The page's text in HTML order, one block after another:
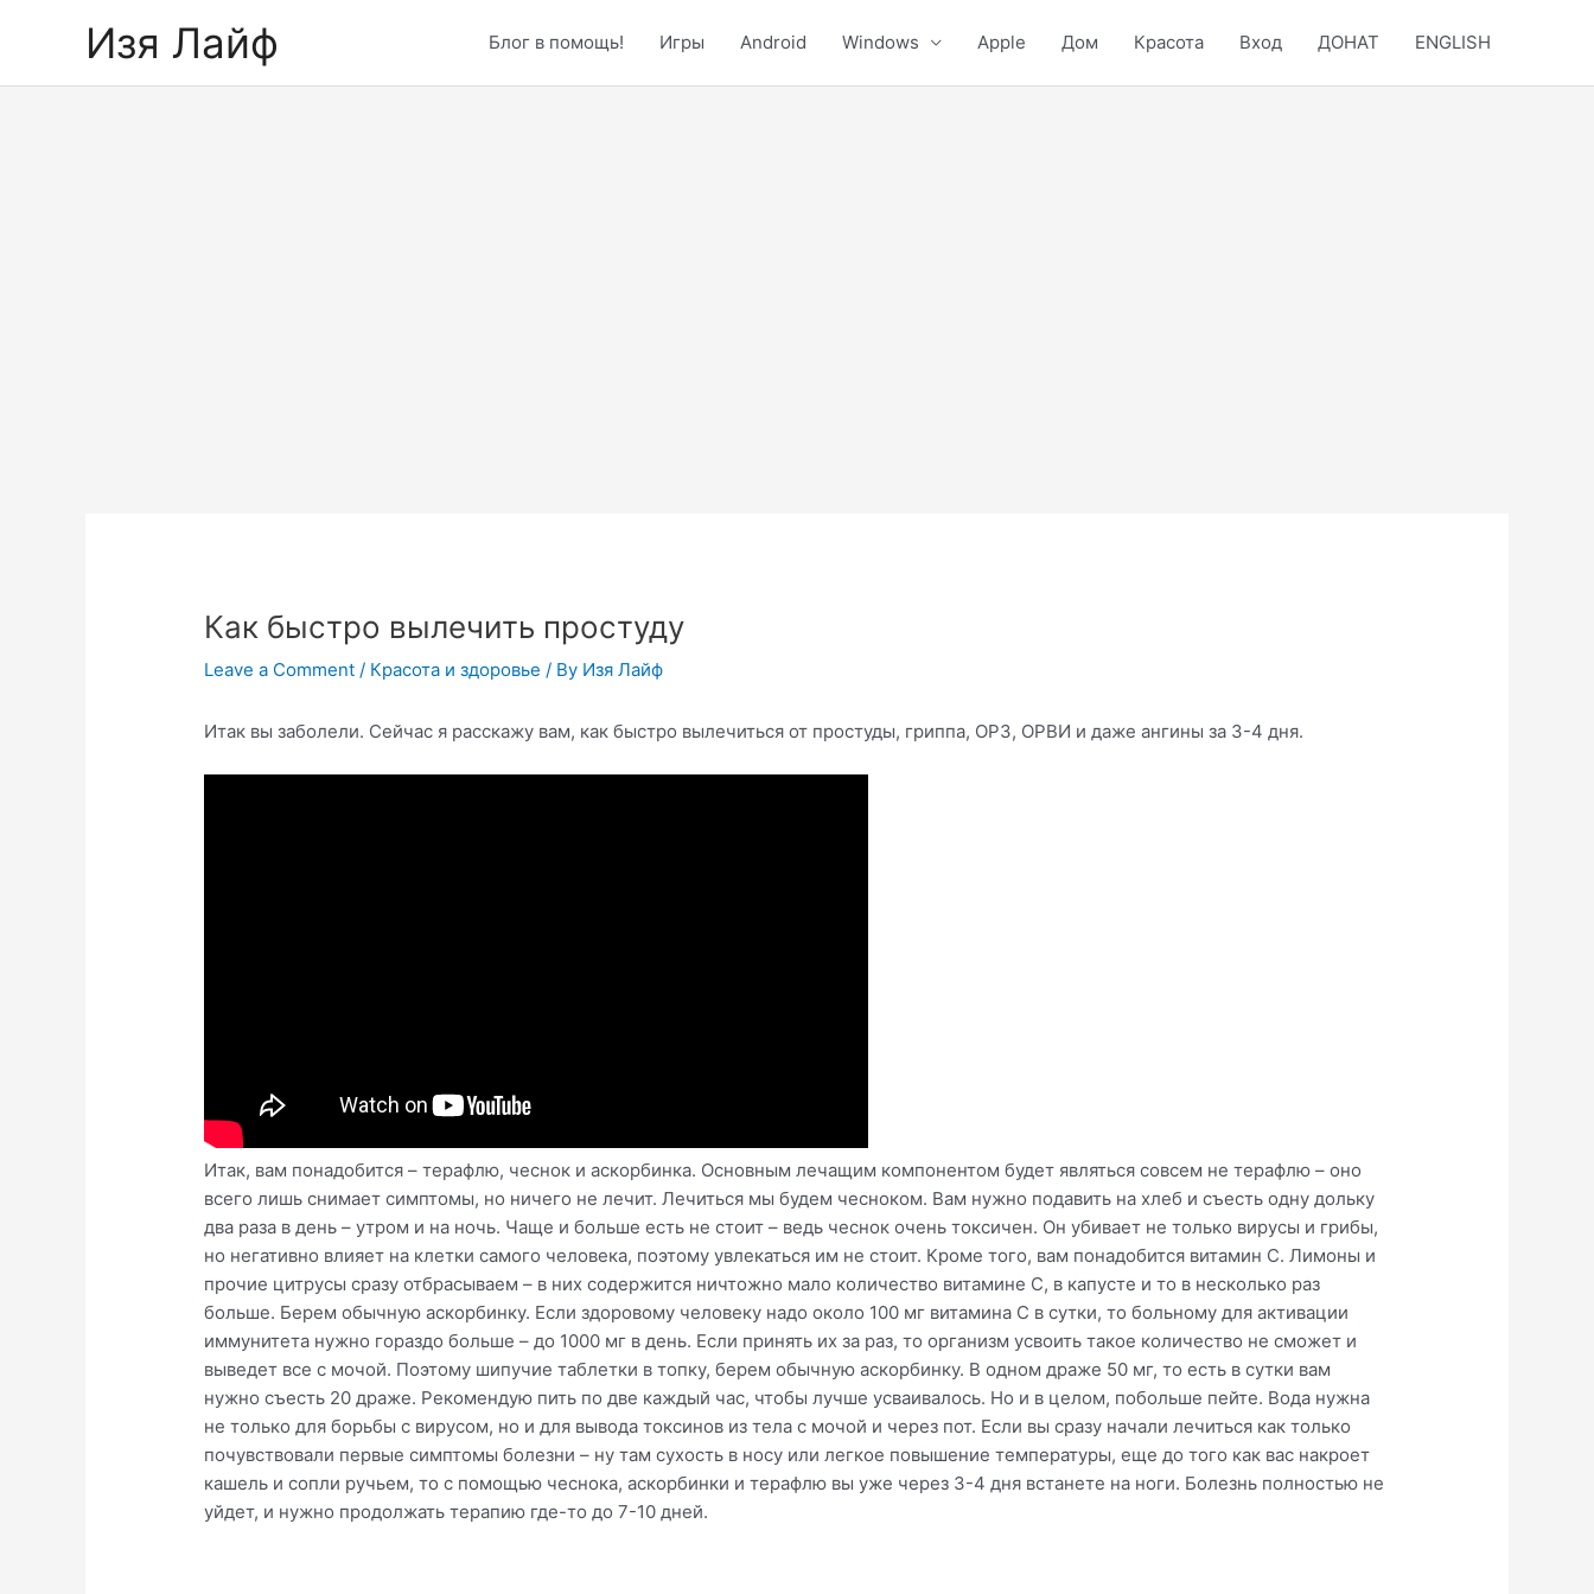
Изя Лайф Блог в помощь! Игры Android Windows Apple Дом Красота Вход ДОНАТ ENGLISH
Как быстро вылечить простуду
Leave a Comment / Красота и здоровье / By Изя Лайф
Итак вы заболели. Сейчас я расскажу вам, как быстро вылечиться от простуды, гриппа, ОРЗ, ОРВИ и даже ангины за 3-4 дня.
Итак, вам понадобится – терафлю, чеснок и аскорбинка. Основным лечащим компонентом будет являться совсем не терафлю – оно
всего лишь снимает симптомы, но ничего не лечит. Лечиться мы будем чесноком. Вам нужно подавить на хлеб и съесть одну дольку
два раза в день – утром и на ночь. Чаще и больше есть не стоит – ведь чеснок очень токсичен. Он убивает не только вирусы и грибы,
но негативно влияет на клетки самого человека, поэтому увлекаться им не стоит. Кроме того, вам понадобится витамин C. Лимоны и
прочие цитрусы сразу отбрасываем – в них содержится ничтожно мало количество витамине C, в капусте и то в несколько раз
больше. Берем обычную аскорбинку. Если здоровому человеку надо около 100 мг витамина C в сутки, то больному для активации
иммунитета нужно гораздо больше – до 1000 мг в день. Если принять их за раз, то организм усвоить такое количество не сможет и
выведет все с мочой. Поэтому шипучие таблетки в топку, берем обычную аскорбинку. В одном драже 50 мг, то есть в сутки вам
нужно съесть 20 драже. Рекомендую пить по две каждый час, чтобы лучше усваивалось. Но и в целом, побольше пейте. Вода нужна
не только для борьбы с вирусом, но и для вывода токсинов из тела с мочой и через пот. Если вы сразу начали лечиться как только
почувствовали первые симптомы болезни – ну там сухость в носу или легкое повышение температуры, еще до того как вас накроет
кашель и сопли ручьем, то с помощью чеснока, аскорбинки и терафлю вы уже через 3-4 дня встанете на ноги. Болезнь полностью не
уйдет, и нужно продолжать терапию где-то до 7-10 дней.